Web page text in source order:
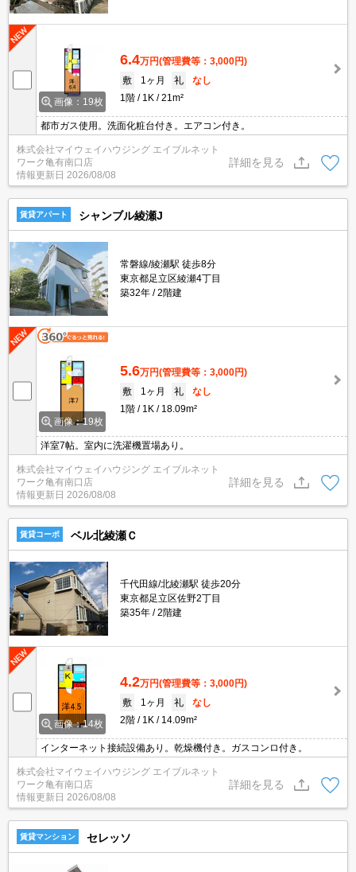
画像：19枚
6.4万円(管理費等：3,000円)
敷
1ヶ月 礼
なし
1階
1K 21m²
都市ガス使用。洗面化粧台付き。エアコン付き。
株式会社マイウェイハウジング エイブルネット
ワーク亀有南口店
情報更新日 2026/08/08
詳細を見る
賃貸アパート シャンブル綾瀬J
常磐線/綾瀬駅 徒歩8分
東京都足立区綾瀬4丁目
築32年
2階建
画像：19枚
5.6万円(管理費等：3,000円)
敷
1ヶ月 礼
なし
1階
1K 18.09m²
洋室7帖。室内に洗濯機置場あり。
株式会社マイウェイハウジング エイブルネット
ワーク亀有南口店
情報更新日 2026/08/08
詳細を見る
賃貸コーポ ベル北綾瀬Ｃ
千代田線/北綾瀬駅 徒歩20分
東京都足立区佐野2丁目
築35年
2階建
画像：14枚
4.2万円(管理費等：3,000円)
敷
1ヶ月 礼
なし
2階
1K 14.09m²
インターネット接続設備あり。乾燥機付き。ガスコンロ付き。
株式会社マイウェイハウジング エイブルネット
ワーク亀有南口店
情報更新日 2026/08/08
詳細を見る
賃貸マンション セレッソ